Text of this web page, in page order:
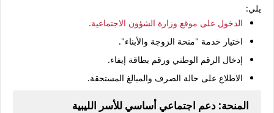
يلي:
الدخول على موقع وزارة الشؤون الاجتماعية.
اختيار خدمة "منحة الزوجة والأبناء".
إدخال الرقم الوطني ورقم بطاقة إيفاء.
الاطلاع على حالة الصرف والمبالغ المستحقة.
المنحة: دعم اجتماعي أساسي للأسر الليبية